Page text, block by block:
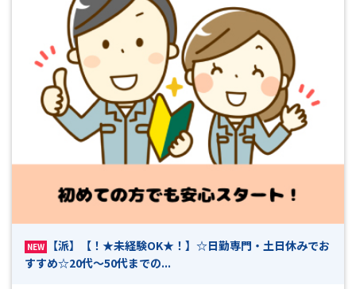
い ・残業はできるときだけでOK ・しっかり稼ぎたい、プラ
イベートを大切にしながら働きたい方におすすめ ・週払いOK
・事前の工場見学OK お話だけでも聞いてみませんか♪
お気軽にお問い合わせください！(^^)/ *-*-*-*-*-*-*-*-*-*-*-*-
*-*-*-*-*-*-*-*-*-*-*-*-*-*-*-*-*-*-*-*-*-*-*-*-*-*-*-*-*-*-*-*-
*-*-*-*-*-*-*-*-*-*-*-* 「面白そう！」「高時給でしっかり稼
ぎたい！」「ブランクがあるけど働きたい！」 「未経験だけ
どお仕事をやってみたい！」などなど… 少しでも興味があ
りましたら、まずはお気軽にお問い合わせください！ 今は
大歓迎です♪ 皆様のご応募心よりお待ちしております！！
募ください ▼ （ 受付 ） ◎弊社担当よりお電話にて折
り返しご連絡致します ▼ （ 面接日調整・予約 （所要
時間5～１０分程度） ） ◎面接・お仕事説明 ▼ （ こ
NEW
【派】【！★未経験OK★！】☆日勤専門・土日休みでお
すすめ☆20代～50代までの...